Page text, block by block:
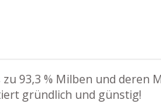
93,3 % Milben und deren
gründlich und günstig!